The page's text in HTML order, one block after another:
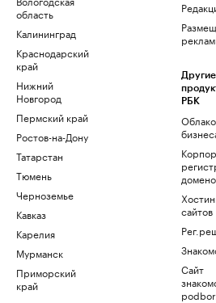
область
Калининград
Краснодарский
край
Нижний
Новгород
Пермский край
Ростов-на-Дону
Татарстан
Тюмень
Черноземье
Кавказ
Карелия
Мурманск
Приморский
край
Другие
РБК
сайтов
Сайт